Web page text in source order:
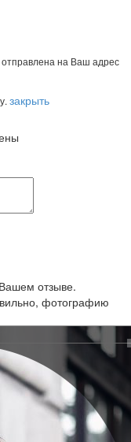
на Ваш адрес
закрыть
отзыве.
фотографию